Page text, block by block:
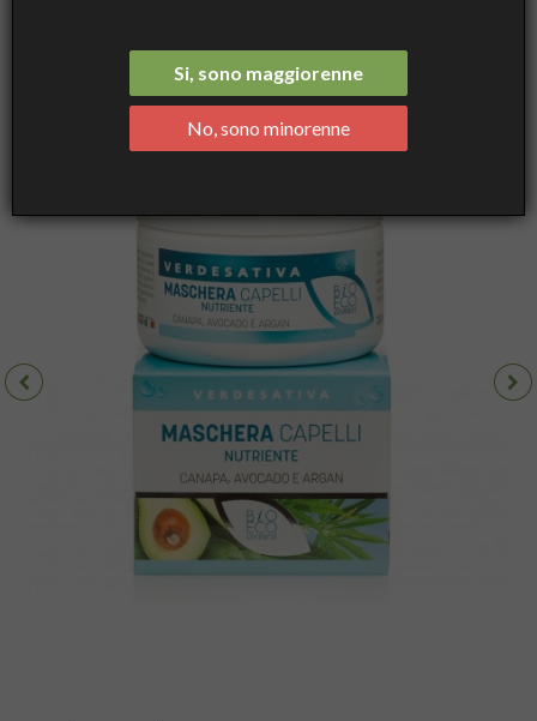
Si, sono maggiorenne
No, sono minorenne